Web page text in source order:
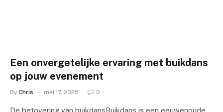
Een onvergetelijke ervaring met buikdans
op jouw evenement
By Chris mei 17, 2025 0
De betovering van buikdansBuikdans is een eeuwenoude